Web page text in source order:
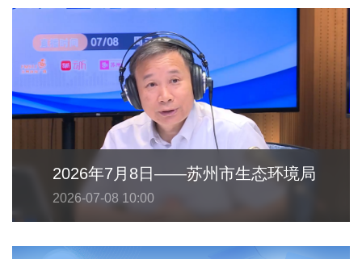
2026年7月8日——苏州市生态环境局
2026-07-08 10:00